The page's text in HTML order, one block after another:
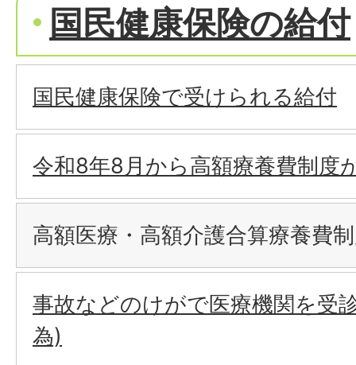
国民健康保険の給付
国民健康保険で受けられる給付
令和8年8月から高額療養費制度
高額医療・高額介護合算療養費
事故などのけがで医療機関を受
為)